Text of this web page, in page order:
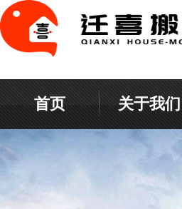
首页 关于我们